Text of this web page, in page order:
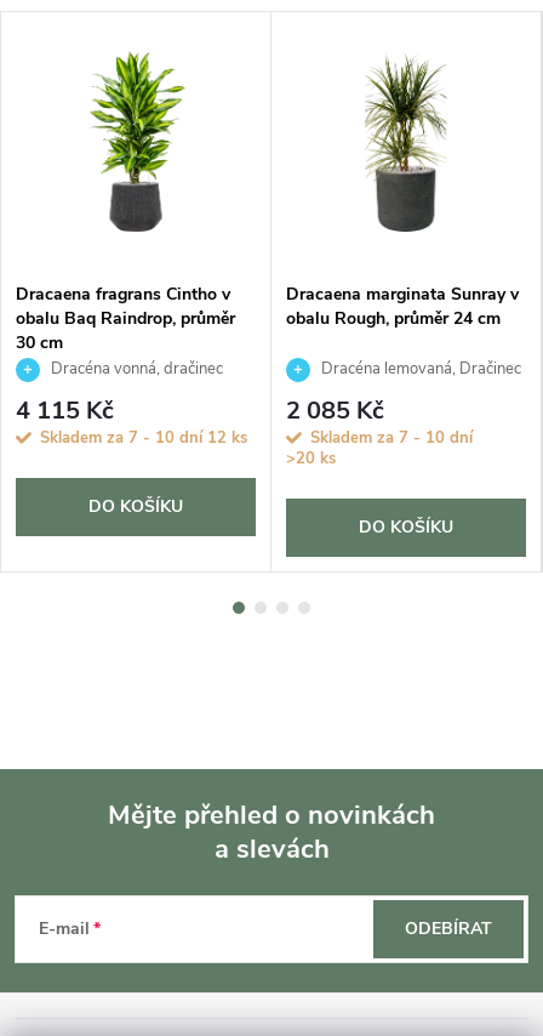
Dracaena fragrans Cintho v
obalu Baq Raindrop, průměr
30 cm
Dracéna vonná, dračinec
4 115 Kč
Skladem za 7 - 10 dní 12 ks
DO KOŠÍKU
Dracaena marginata Sunray v
obalu Rough, průměr 24 cm
Dracéna lemovaná, Dračinec
2 085 Kč
Skladem za 7 - 10 dní
>20 ks
DO KOŠÍKU
p
Mějte přehled o novinkách
a slevách
E-mail ODEBÍRAT